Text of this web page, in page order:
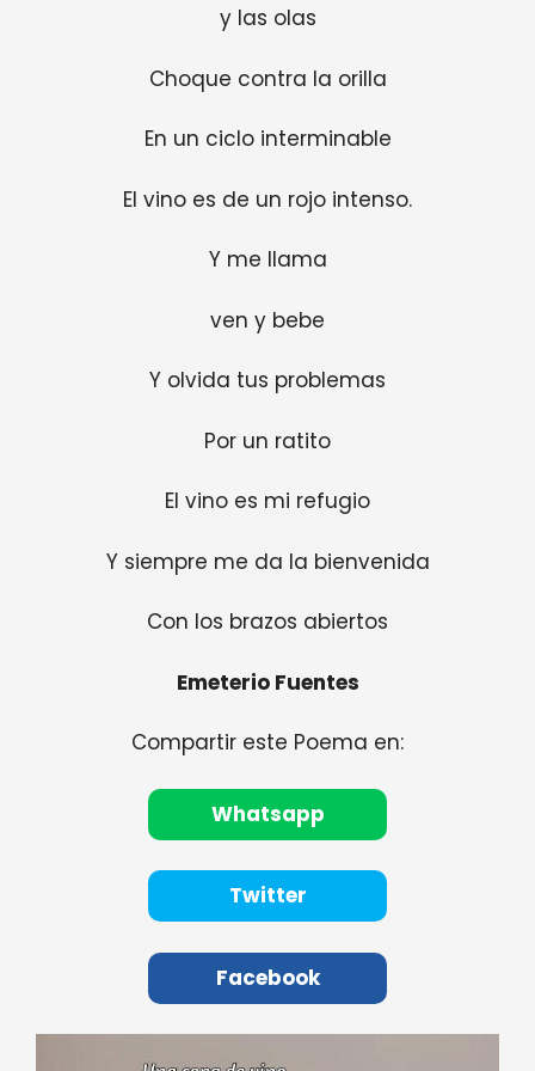
y las olas
Choque contra la orilla
En un ciclo interminable
El vino es de un rojo intenso.
Y me llama
ven y bebe
Y olvida tus problemas
Por un ratito
El vino es mi refugio
Y siempre me da la bienvenida
Con los brazos abiertos
Emeterio Fuentes
Compartir este Poema en:
Whatsapp
Twitter
Facebook